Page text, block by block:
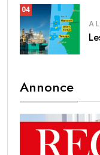
04
A
Annonce